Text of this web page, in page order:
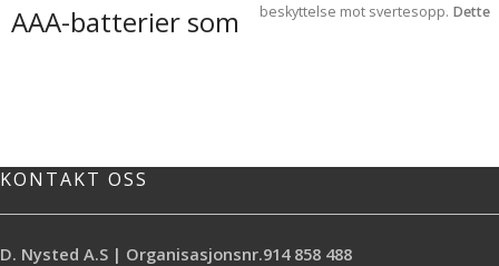
AAA-batterier som
energiforbruk.
10% høyere effektivitet enn
beskyttelse mot svertesopp. Dette
KONTAKT OSS
D. Nysted A.S | Organisasjonsnr.914 858 488